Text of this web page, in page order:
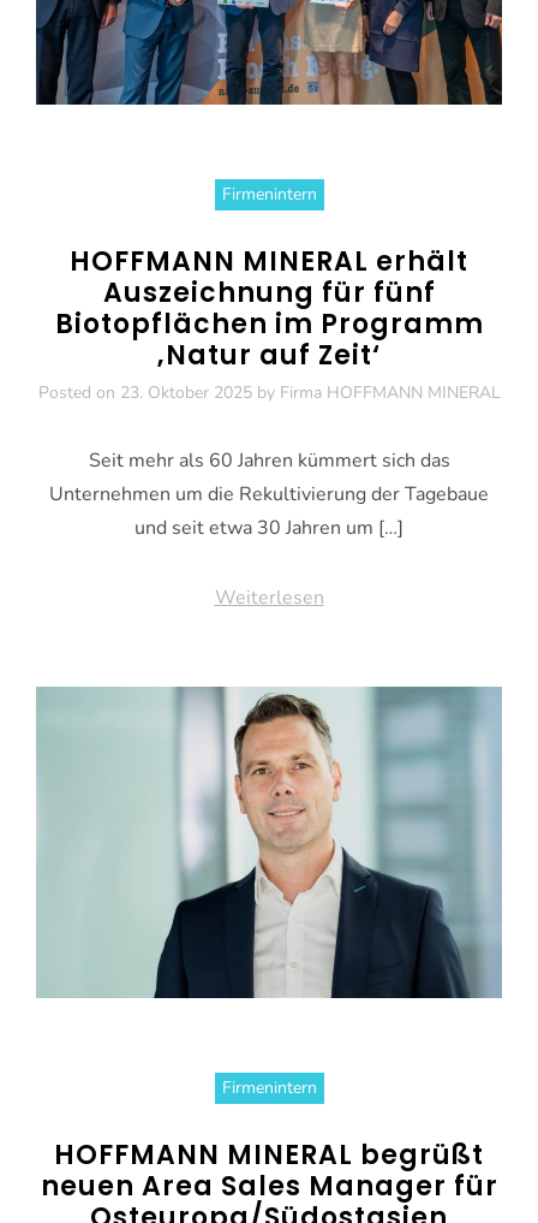
Firmenintern
HOFFMANN MINERAL erhält
Auszeichnung für fünf
Biotopflächen im Programm
‚Natur auf Zeit‘
Posted on 23. Oktober 2025by Firma HOFFMANN MINERAL
Seit mehr als 60 Jahren kümmert sich das
Unternehmen um die Rekultivierung der Tagebaue
und seit etwa 30 Jahren um […]
Weiterlesen
Firmenintern
HOFFMANN MINERAL begrüßt
neuen Area Sales Manager für